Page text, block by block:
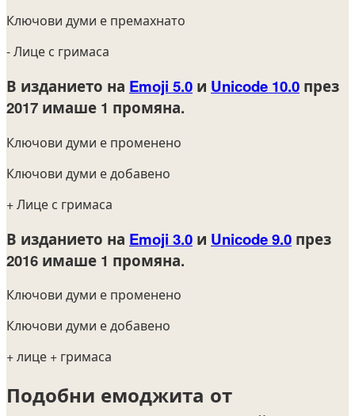
Ключови думи е премахнато
- Лице с гримаса
В изданието на Emoji 5.0 и Unicode 10.0 през
2017 имаше 1 промяна.
Ключови думи е променено
Ключови думи е добавено
+ Лице с гримаса
В изданието на Emoji 3.0 и Unicode 9.0 през
2016 имаше 1 промяна.
Ключови думи е променено
Ключови думи е добавено
+ лице + гримаса
Подобни емоджита от